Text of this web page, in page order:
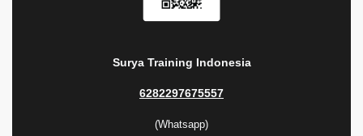
Surya Training Indonesia
6282297675557
(Whatsapp)